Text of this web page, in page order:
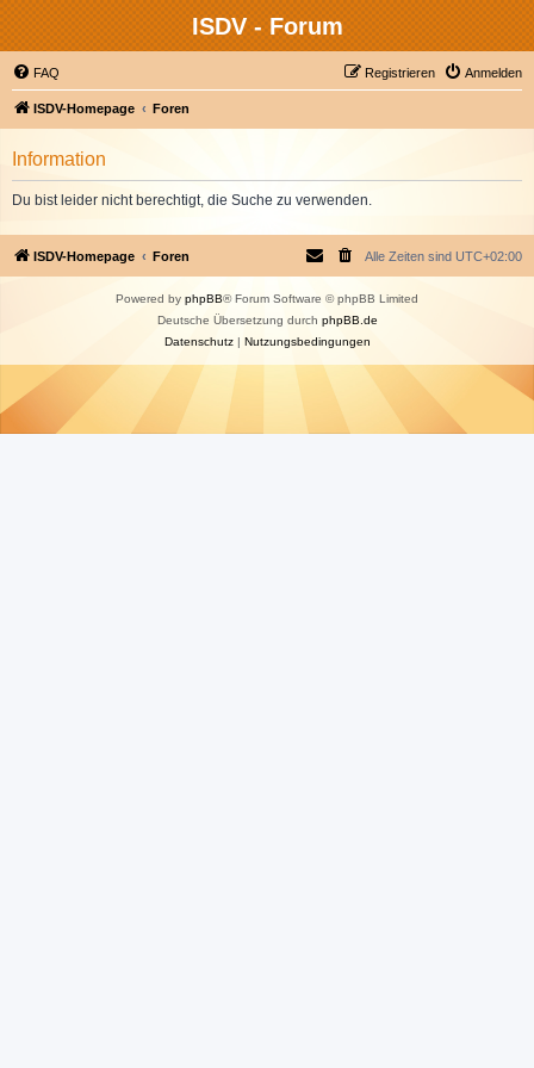
ISDV - Forum
FAQ Anmelden
Registrieren
ISDV-Homepage Foren
Information
Du bist leider nicht berechtigt, die Suche zu verwenden.
ISDV-Homepage Foren Alle Zeiten sind UTC+02:00
Powered by phpBB® Forum Software © phpBB Limited
Deutsche Übersetzung durch phpBB.de
Datenschutz| Nutzungsbedingungen